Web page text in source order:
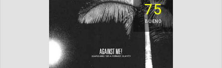
75
BUENO